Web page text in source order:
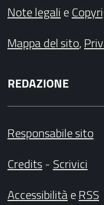
Note legalie
Mappa del sito,
REDAZIONE
Responsabile sito
Credits- Scrivici
AccessibilitàeRSS